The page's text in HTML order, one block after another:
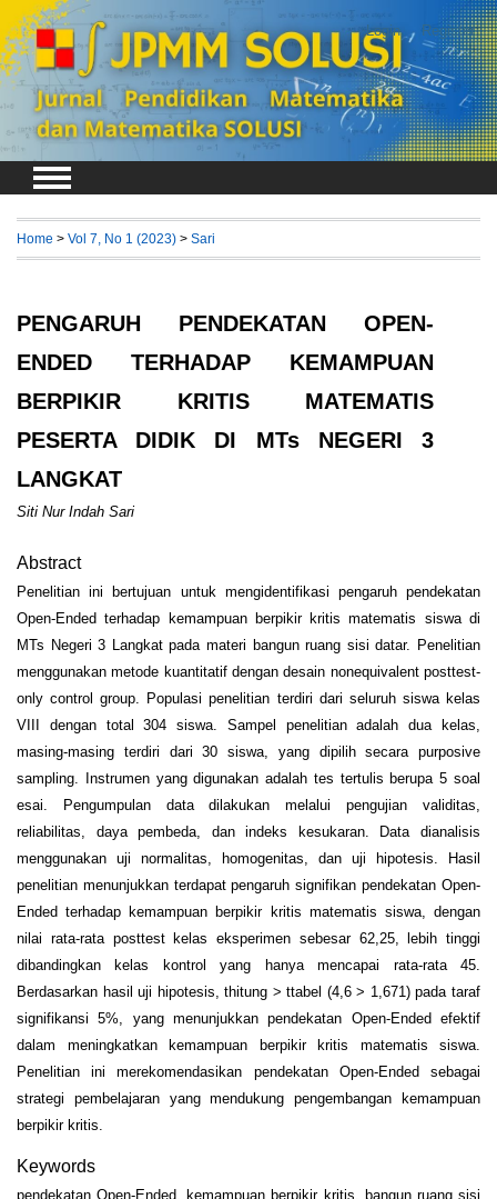
Login Register
Home > Vol 7, No 1 (2023) > Sari
PENGARUH PENDEKATAN OPEN-
ENDED TERHADAP KEMAMPUAN
BERPIKIR KRITIS MATEMATIS
PESERTA DIDIK DI MTs NEGERI 3
LANGKAT
Siti Nur Indah Sari
Abstract
Penelitian ini bertujuan untuk mengidentifikasi pengaruh pendekatan
Open-Ended terhadap kemampuan berpikir kritis matematis siswa di
MTs Negeri 3 Langkat pada materi bangun ruang sisi datar. Penelitian
menggunakan metode kuantitatif dengan desain nonequivalent posttest-
only control group. Populasi penelitian terdiri dari seluruh siswa kelas
VIII dengan total 304 siswa. Sampel penelitian adalah dua kelas,
masing-masing terdiri dari 30 siswa, yang dipilih secara purposive
sampling. Instrumen yang digunakan adalah tes tertulis berupa 5 soal
esai. Pengumpulan data dilakukan melalui pengujian validitas,
reliabilitas, daya pembeda, dan indeks kesukaran. Data dianalisis
menggunakan uji normalitas, homogenitas, dan uji hipotesis. Hasil
penelitian menunjukkan terdapat pengaruh signifikan pendekatan Open-
Ended terhadap kemampuan berpikir kritis matematis siswa, dengan
nilai rata-rata posttest kelas eksperimen sebesar 62,25, lebih tinggi
dibandingkan kelas kontrol yang hanya mencapai rata-rata 45.
Berdasarkan hasil uji hipotesis, thitung > ttabel (4,6 > 1,671) pada taraf
signifikansi 5%, yang menunjukkan pendekatan Open-Ended efektif
dalam meningkatkan kemampuan berpikir kritis matematis siswa.
Penelitian ini merekomendasikan pendekatan Open-Ended sebagai
strategi pembelajaran yang mendukung pengembangan kemampuan
berpikir kritis.
Keywords
pendekatan Open-Ended, kemampuan berpikir kritis, bangun ruang sisi